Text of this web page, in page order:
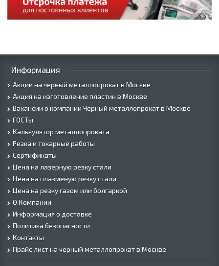
Информация
Акции на черный металлопрокат в Москве
Акция на изготовление пластин в Москве
Вакансии о компании Черный металлопрокат в Москве
ГОСТы
Калькулятор металлопроката
Резка и токарные работы
Сертификаты
Цена на лазерную резку стали
Цена на плазменую резку стали
Цена на резку газом или болгаркой
О Компании
Информация о доставке
Политика безопасности
Контакты
Прайс лист на черный металлопрокат в Москве